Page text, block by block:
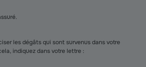
les dégâts qui sont survenus dans votre
indiquez dans votre lettre :